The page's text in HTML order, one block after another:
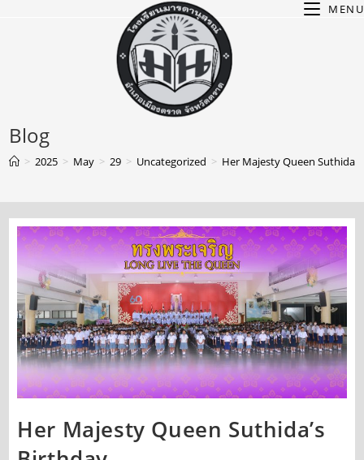
MENU
Blog
> 2025 > May > 29 > Uncategorized > Her Majesty Queen
Her Majesty Queen Suthida’s